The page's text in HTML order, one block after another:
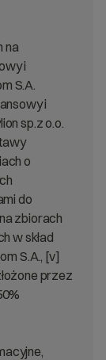
na
i
S.A.
i
sp.z o.o.
o
do
zbiorach
w skład
S.A., [v]
przez